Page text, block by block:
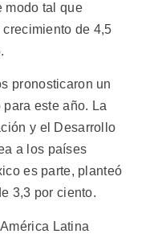
modo tal que
de 4,5
pronosticaron un
este año. La
y el Desarrollo
a los países
es parte, planteó
3,3 por ciento.
Latina